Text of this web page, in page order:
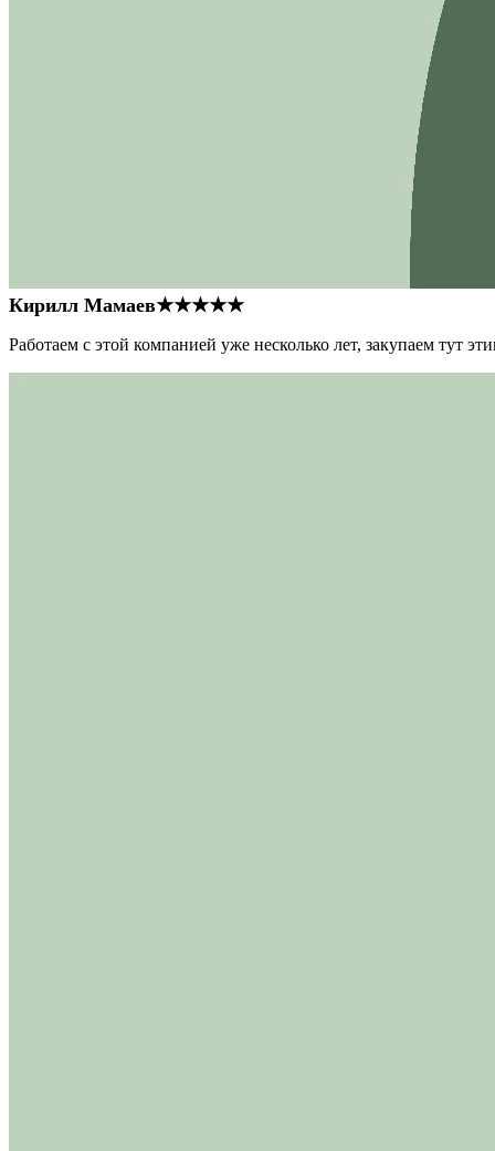
Кирилл Мамаев★★★★★
Работаем с этой компанией уже несколько лет, закупаем тут